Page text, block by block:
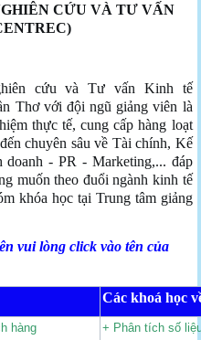
CỨU VÀ TƯ VẤN
cứu và Tư vấn Kinh tế
Thơ với đội ngũ giảng viên là
thực tế, cung cấp hàng loạt
chuyên sâu về Tài chính, Kế
- PR - Marketing,... đáp
muốn theo đuổi ngành kinh tế
khóa học tại Trung tâm giảng
vui lòng click vào tên của
Các khoá học
hàng + Phân tích số